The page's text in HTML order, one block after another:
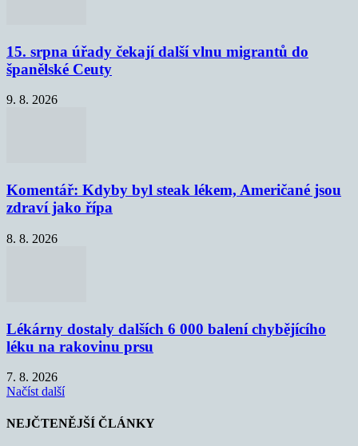
15. srpna úřady čekají další vlnu migrantů do
španělské Ceuty
9. 8. 2026
Komentář: Kdyby byl steak lékem, Američané jsou
zdraví jako řípa
8. 8. 2026
Lékárny dostaly dalších 6 000 balení chybějícího
léku na rakovinu prsu
7. 8. 2026
Načíst další
NEJČTENĚJŠÍ ČLÁNKY